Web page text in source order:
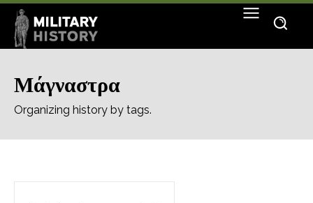
Μάγναστρα
Organizing history by tags.